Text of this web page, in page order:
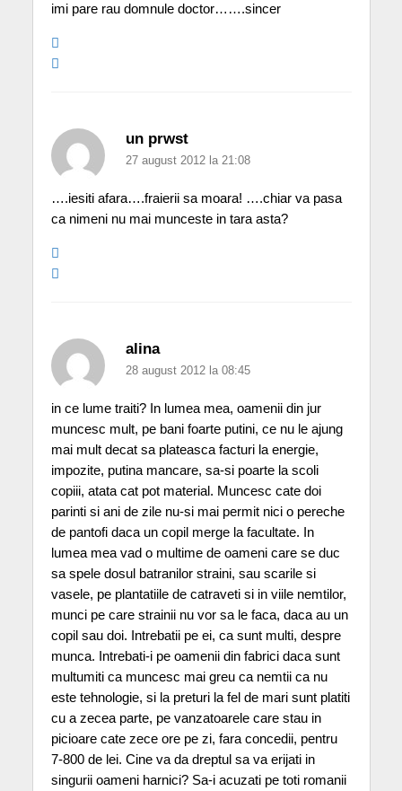
imi pare rau domnule doctor…….sincer
un prwst
27 august 2012 la 21:08
….iesiti afara….fraierii sa moara! ….chiar va pasa
ca nimeni nu mai munceste in tara asta?
alina
28 august 2012 la 08:45
in ce lume traiti? In lumea mea, oamenii din jur
muncesc mult, pe bani foarte putini, ce nu le ajung
mai mult decat sa plateasca facturi la energie,
impozite, putina mancare, sa-si poarte la scoli
copiii, atata cat pot material. Muncesc cate doi
parinti si ani de zile nu-si mai permit nici o pereche
de pantofi daca un copil merge la facultate. In
lumea mea vad o multime de oameni care se duc
sa spele dosul batranilor straini, sau scarile si
vasele, pe plantatiile de catraveti si in viile nemtilor,
munci pe care strainii nu vor sa le faca, daca au un
copil sau doi. Intrebatii pe ei, ca sunt multi, despre
munca. Intrebati-i pe oamenii din fabrici daca sunt
multumiti ca muncesc mai greu ca nemtii ca nu
este tehnologie, si la preturi la fel de mari sunt platiti
cu a zecea parte, pe vanzatoarele care stau in
picioare cate zece ore pe zi, fara concedii, pentru
7-800 de lei. Cine va da dreptul sa va erijati in
singurii oameni harnici? Sa-i acuzati pe toti romanii